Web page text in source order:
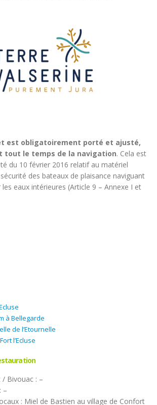
est obligatoirement porté et ajusté,
tout le temps de la navigation. Cela est
du 10 février 2016 relatif au matériel
des bateaux de plaisance naviguant
eaux intérieures (Article 9 – Annexe I et
à Bellegarde
de l’Etournelle
l’Ecluse
Bivouac : –
–
: Miel de Bastien au village de Confort